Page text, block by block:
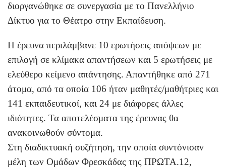
διοργανώθηκε σε συνεργασία με το Πανελλήνιο
Δίκτυο για το Θέατρο στην Εκπαίδευση.
Η έρευνα περιλάμβανε 10 ερωτήσεις απόψεων με
επιλογή σε κλίμακα απαντήσεων και 5 ερωτήσεις με
ελεύθερο κείμενο απάντησης. Απαντήθηκε από 271
άτομα, από τα οποία 106 ήταν μαθητές/μαθήτριες και
141 εκπαιδευτικοί, και 24 με διάφορες άλλες
ιδιότητες. Τα αποτελέσματα της έρευνας θα
ανακοινωθούν σύντομα.
Στη διαδικτυακή συζήτηση, την οποία συντόνισαν
μέλη των Ομάδων Φρεσκάδας της ΠΡΩΤΑ.12,